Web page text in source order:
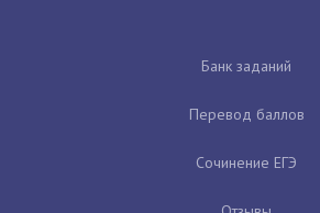
Банк заданий
Перевод баллов
Сочинение ЕГЭ